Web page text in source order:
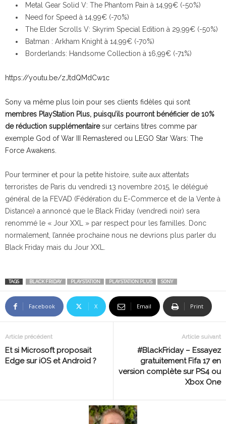
Metal Gear Solid V: The Phantom Pain à 14,99€ (-50%)
Need for Speed à 14,99€ (-70%)
The Elder Scrolls V: Skyrim Special Edition à 29,99€ (-50%)
Batman : Arkham Knight à 14,99€ (-70%)
Borderlands: Handsome Collection à 16,99€ (-71%)
https://youtu.be/zJtdQMdCw1c
Sony va même plus loin pour ses clients fidèles qui sont
membres PlayStation Plus, puisqu’ils pourront bénéficier de 10%
de réduction supplémentairesur certains titres comme par
exemple God of War III Remastered ou LEGO Star Wars: The
Force Awakens.
Pour terminer et pour la petite histoire, suite aux attentats
terroristes de Paris du vendredi 13 novembre 2015, le délégué
général de la FEVAD (Fédération du E-Commerce et de la Vente à
Distance) a annoncé que le Black Friday (vendredi noir) sera
renommé le « Jour XXL » par respect pour les familles. Donc
normalement, l’année prochaine nous ne devrions plus parler du
Black Friday mais du Jour XXL.
TAGS BLACK FRIDAY PLAYSTATION PLAYSTATION PLUS SONY
Facebook X Email Print
Article précédent
Et si Microsoft proposait
Edge sur iOS et Android ?
Article suivant
#BlackFriday – Essayez
gratuitement Fifa 17 en
version complète sur PS4 ou
Xbox One